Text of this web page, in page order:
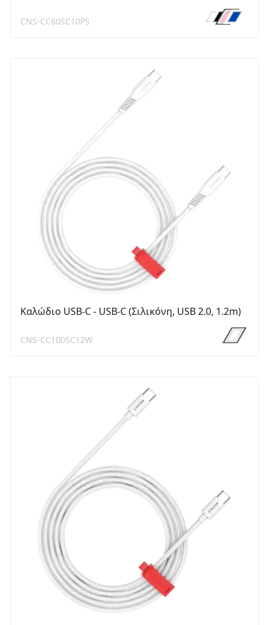
CNS-CC60SC10PS
Καλώδιο USB-C - USB-C (Σιλικόνη, USB 2.0, 1.2m)
CNS-CC100SC12W